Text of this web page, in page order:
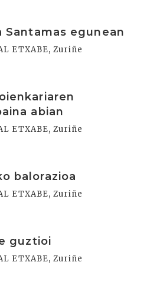
Santamas egunean
ETXABE, Zuriñe
abian
ETXABE, Zuriñe
balorazioa
ETXABE, Zuriñe
guztioi
ETXABE, Zuriñe